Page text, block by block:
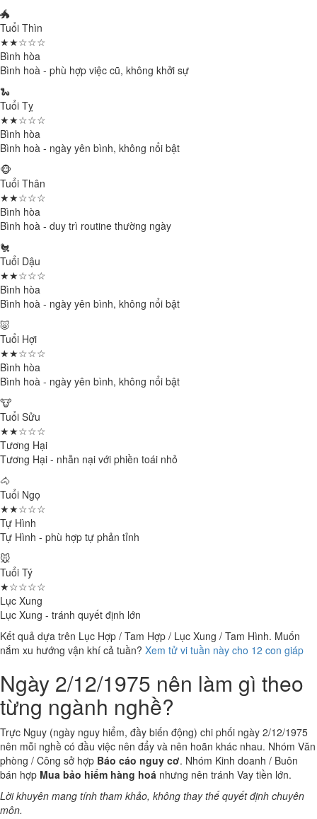
🐲
Tuổi Thìn
★★☆☆☆
Bình hòa
Bình hoà - phù hợp việc cũ, không khởi sự
🐍
Tuổi Tỵ
★★☆☆☆
Bình hòa
Bình hoà - ngày yên bình, không nổi bật
🐵
Tuổi Thân
★★☆☆☆
Bình hòa
Bình hoà - duy trì routine thường ngày
🐔
Tuổi Dậu
★★☆☆☆
Bình hòa
Bình hoà - ngày yên bình, không nổi bật
🐷
Tuổi Hợi
★★☆☆☆
Bình hòa
Bình hoà - ngày yên bình, không nổi bật
🐮
Tuổi Sửu
★★☆☆☆
Tương Hại
Tương Hại - nhẫn nại với phiền toái nhỏ
🐴
Tuổi Ngọ
★★☆☆☆
Tự Hình
Tự Hình - phù hợp tự phản tỉnh
🐭
Tuổi Tý
★☆☆☆☆
Lục Xung
Lục Xung - tránh quyết định lớn
Kết quả dựa trên Lục Hợp / Tam Hợp / Lục Xung / Tam Hình. Muốn
nắm xu hướng vận khí cả tuần? Xem tử vi tuần này cho 12 con giáp
Ngày 2/12/1975 nên làm gì theo
từng ngành nghề?
Trực Nguy (ngày nguy hiểm, đầy biến động) chi phối ngày 2/12/1975
nên mỗi nghề có đầu việc nên đẩy và nên hoãn khác nhau. Nhóm Văn
phòng / Công sở hợp Báo cáo nguy cơ. Nhóm Kinh doanh / Buôn
bán hợp Mua bảo hiểm hàng hoá nhưng nên tránh Vay tiền lớn.
Lời khuyên mang tính tham khảo, không thay thế quyết định chuyên
môn.